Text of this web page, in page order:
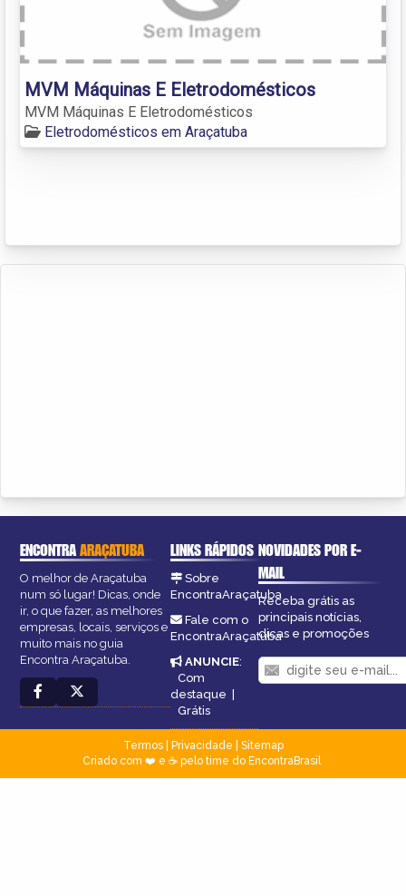
MVM Máquinas E Eletrodomésticos
MVM Máquinas E Eletrodomésticos
Eletrodomésticos em Araçatuba
ENCONTRAARAÇATUBA
O melhor de Araçatuba
num só lugar! Dicas, onde
ir, o que fazer, as melhores
empresas, locais, serviços e
muito mais no guia
Encontra Araçatuba.
LINKS RÁPIDOS
Sobre
EncontraAraçatuba
Fale com o
EncontraAraçatuba
ANUNCIE:
Com
destaque |
Grátis
NOVIDADES POR E-
MAIL
Receba grátis as
principais notícias,
dicas e promoções
Termos| Privacidade
Sitemap
Criado com ❤️ e ☕ pelo time do EncontraBrasil